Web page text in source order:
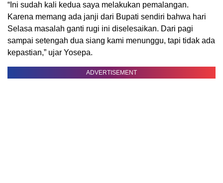
“Ini sudah kali kedua saya melakukan pemalangan.
Karena memang ada janji dari Bupati sendiri bahwa hari
Selasa masalah ganti rugi ini diselesaikan. Dari pagi
sampai setengah dua siang kami menunggu, tapi tidak ada
kepastian,” ujar Yosepa.
ADVERTISEMENT